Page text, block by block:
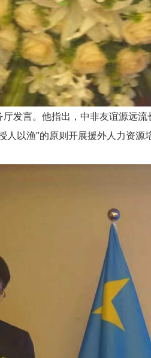
发言。他指出，中非友谊源远
人以渔”的原则开展援外人力资